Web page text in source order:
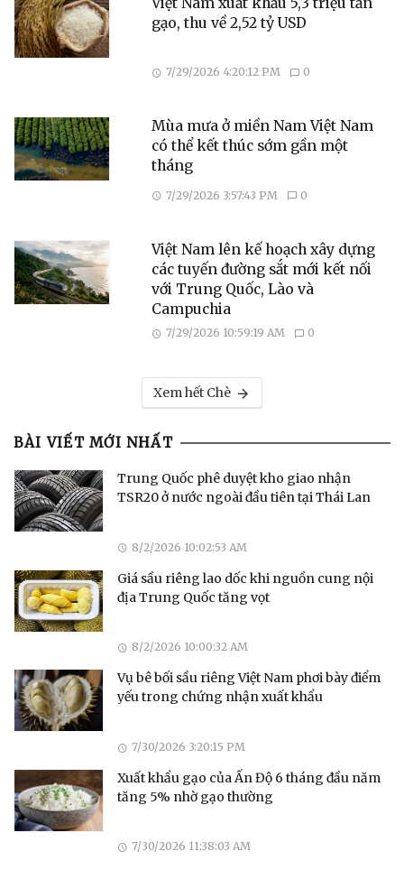
gạo, thu về 2,52 tỷ USD
7/29/2026 4:20:12 PM 0
Mùa mưa ở miền Nam Việt Nam
có thể kết thúc sớm gần một
tháng
7/29/2026 3:57:43 PM 0
Việt Nam lên kế hoạch xây dựng
các tuyến đường sắt mới kết nối
với Trung Quốc, Lào và
Campuchia
7/29/2026 10:59:19 AM 0
Xem hết Chè
BÀI VIẾT MỚI NHẤT
Trung Quốc phê duyệt kho giao nhận
TSR20 ở nước ngoài đầu tiên tại Thái Lan
8/2/2026 10:02:53 AM
Giá sầu riêng lao dốc khi nguồn cung nội
địa Trung Quốc tăng vọt
8/2/2026 10:00:32 AM
Vụ bê bối sầu riêng Việt Nam phơi bày điểm
yếu trong chứng nhận xuất khẩu
7/30/2026 3:20:15 PM
Xuất khẩu gạo của Ấn Độ 6 tháng đầu năm
tăng 5% nhờ gạo thường
7/30/2026 11:38:03 AM